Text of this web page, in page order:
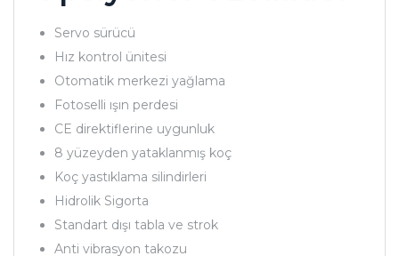
Servo sürücü
Hız kontrol ünitesi
Otomatik merkezi yağlama
Fotoselli ışın perdesi
CE direktiflerine uygunluk
8 yüzeyden yataklanmış koç
Koç yastıklama silindirleri
Hidrolik Sigorta
Standart dışı tabla ve strok
Anti vibrasyon takozu